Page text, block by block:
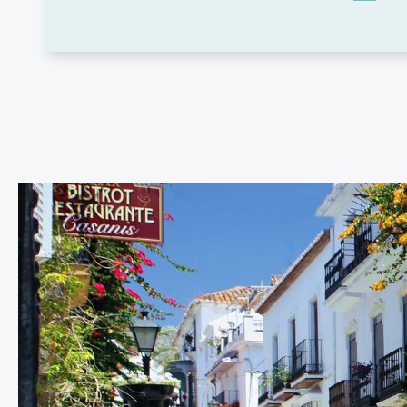
FEATURED